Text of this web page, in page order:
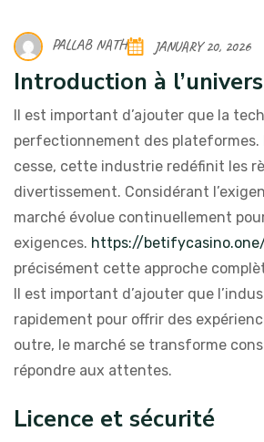
PALLAB NATH JANUARY 20, 2026
Introduction à
Il est important d’ajouter que la
perfectionnement des plateformes.
cesse, cette industrie redéfinit les
divertissement. Considérant
marché évolue continuellement
exigences. https://
précisément cette approche
Il est important d’ajouter que
rapidement pour offrir des
outre, le marché se transforme
répondre aux attentes.
Licence et sécurité